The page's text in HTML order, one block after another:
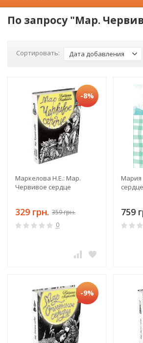
По запросу "Мар.
Сортировать: Дата добавления
-8%
Маркелова Н.Е.: Мар.
Червивое сердце
329 грн. 359 грн.
0
Мария
759
-9%